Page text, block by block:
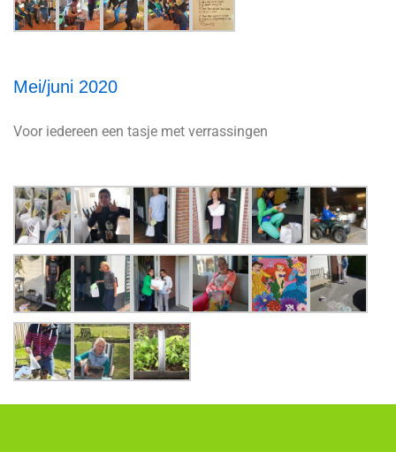
Mei/juni 2020
Voor iedereen een tasje met verrassingen